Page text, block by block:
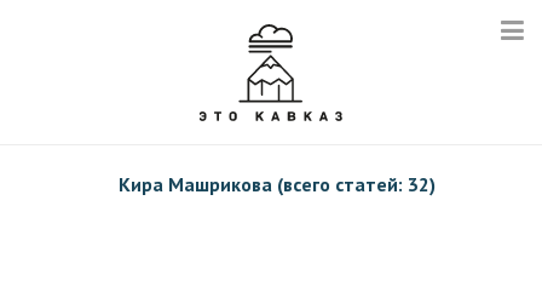
Кира Машрикова (всего статей: 32)